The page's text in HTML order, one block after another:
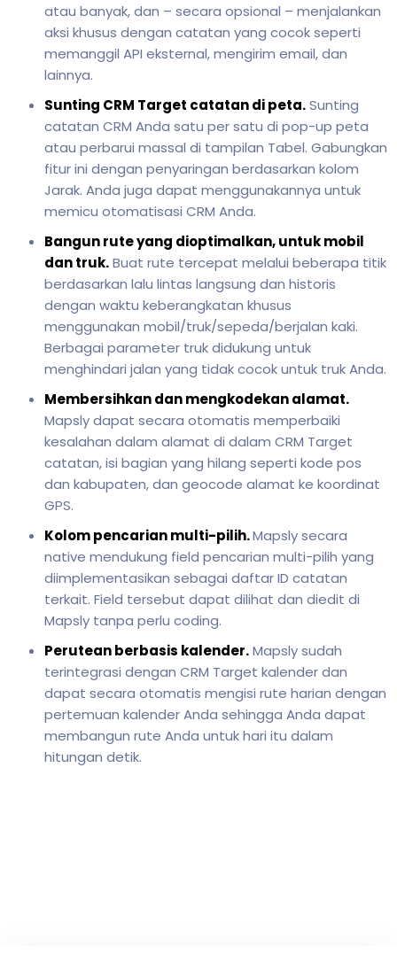
atau banyak, dan – secara opsional – menjalankan
aksi khusus dengan catatan yang cocok seperti
memanggil API eksternal, mengirim email, dan
lainnya.
Sunting CRM Target catatan di peta.Sunting
catatan CRM Anda satu per satu di pop-up peta
atau perbarui massal di tampilan Tabel. Gabungkan
fitur ini dengan penyaringan berdasarkan kolom
Jarak. Anda juga dapat menggunakannya untuk
memicu otomatisasi CRM Anda.
Bangun rute yang dioptimalkan, untuk mobil
dan truk.Buat rute tercepat melalui beberapa titik
berdasarkan lalu lintas langsung dan historis
dengan waktu keberangkatan khusus
menggunakan mobil/truk/sepeda/berjalan kaki.
Berbagai parameter truk didukung untuk
menghindari jalan yang tidak cocok untuk truk Anda.
Membersihkan dan mengkodekan alamat.
Mapsly dapat secara otomatis memperbaiki
kesalahan dalam alamat di dalam CRM Target
catatan, isi bagian yang hilang seperti kode pos
dan kabupaten, dan geocode alamat ke koordinat
GPS.
Kolom pencarian multi-pilih.Mapsly secara
native mendukung field pencarian multi-pilih yang
diimplementasikan sebagai daftar ID catatan
terkait. Field tersebut dapat dilihat dan diedit di
Mapsly tanpa perlu coding.
Perutean berbasis kalender.Mapsly sudah
terintegrasi dengan CRM Target kalender dan
dapat secara otomatis mengisi rute harian dengan
pertemuan kalender Anda sehingga Anda dapat
membangun rute Anda untuk hari itu dalam
hitungan detik.